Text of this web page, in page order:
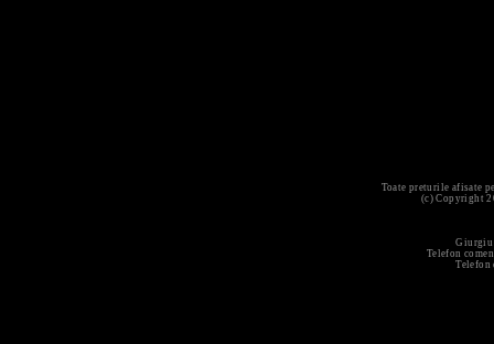
Toate preturile afisate
(c) Copyright
Giurgiu
Telefon
Telefon